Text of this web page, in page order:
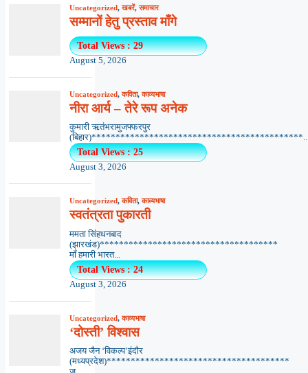
Uncategorized,खबरें,समाचार
सम्मानों हेतु प्रस्ताव माँगे
Total Views : 29
August 5, 2026
Uncategorized,कविता,काव्यभाषा
नीरा आर्य – तेरे रूप अनेक
कुमारी ऋतंभरामुजफ्फरपुर
Total Views : 25
August 3, 2026
Uncategorized,कविता,काव्यभाषा
स्वतंत्रता पुकारती
ममता सिंहधनबाद
(झारखंड)*************************************
माँ हमारी भारत...
Total Views : 24
August 3, 2026
Uncategorized,काव्यभाषा
‘दोस्ती’ विश्वास
अजय जैन ‘विकल्प’इंदौर
(मध्यप्रदेश)**************************************